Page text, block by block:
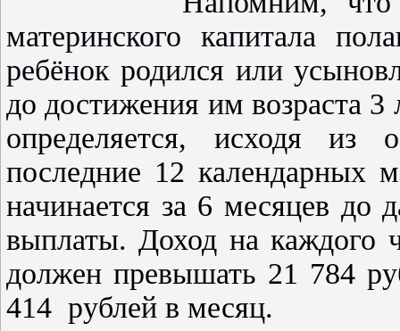
материнского капитала
ребёнок родился или
до достижения им возраста
определяется, исходя
последние 12 календарных
начинается за 6 месяцев до
выплаты. Доход на каждого
должен превышать 21 784
414 рублей в месяц.